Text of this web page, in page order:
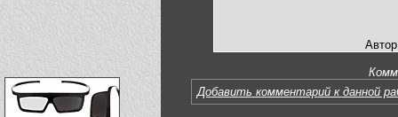
Добавить комментарий к данной